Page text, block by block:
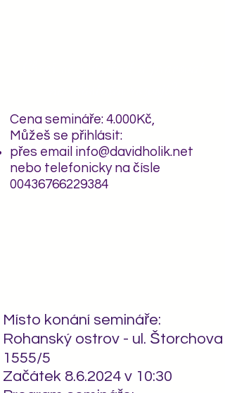
Cena semináře: 4.000Kč,
Můžeš se přihlásit:
přes email info@davidholik.net
nebo telefonicky na čísle
00436766229384
Místo konání semináře:
Rohanský ostrov - ul. Štorchova
1555/5
Začátek 8.6.2024 v 10:30